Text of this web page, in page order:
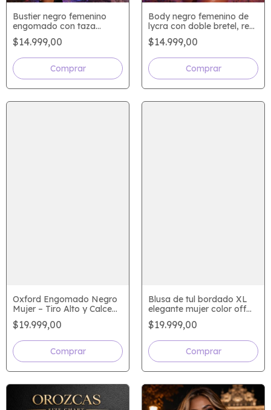
Bustier negro femenino
engomado con taza
armada y cierre trasero
$14.999,00
Body negro femenino de
lycra con doble bretel, red
tipo tull bordado y
lentejuelas micro talle
único
$14.999,00
Oxford Engomado Negro
Mujer – Tiro Alto y Calce
Perfecto
$19.999,00
Comprar
Blusa de tul bordado XL
elegante mujer color off
white sin mangas fiesta
vestir
$19.999,00